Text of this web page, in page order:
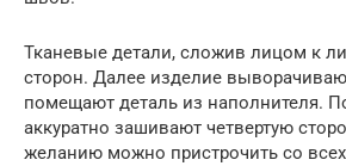
Тканевые детали, сложив лицом к
сторон. Далее изделие
помещают деталь из наполнителя.
аккуратно зашивают четвертую
желанию можно пристрочить со